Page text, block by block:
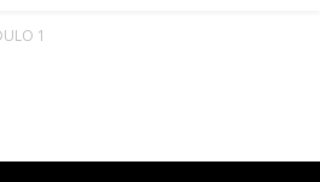
1